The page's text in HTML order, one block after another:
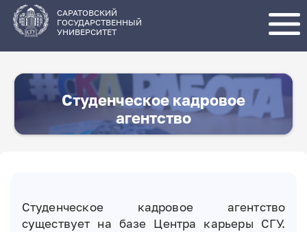
основному
содержанию
САРАТОВСКИЙ
ГОСУДАРСТВЕННЫЙ
УНИВЕРСИТЕТ
Студенческое кадровое
агентство
Студенческое кадровое агентство
существует на базе Центра карьеры СГУ.